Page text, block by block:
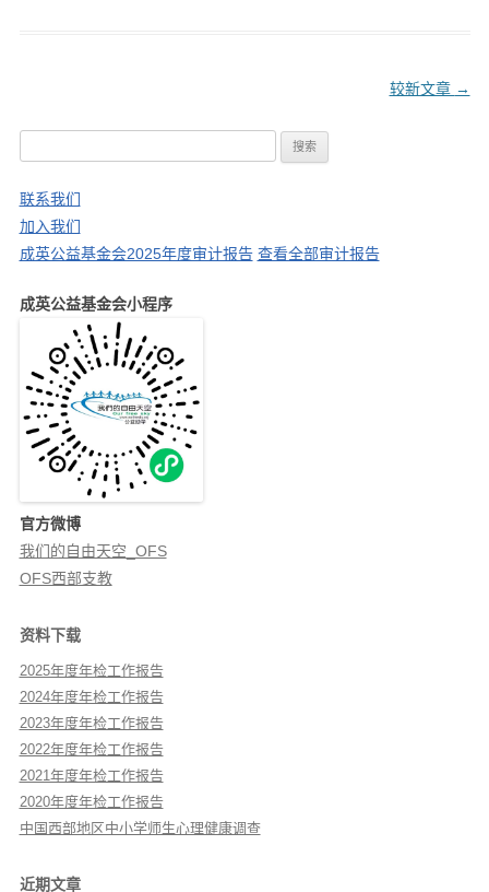
较新文章 →
：
联系我们
加入我们
成英公益基金会2025年度审计报告 查看全部审计报告
成英公益基金会小程序
官方微博
我们的自由天空_OFS
OFS西部支教
资料下载
2025年度年检工作报告
2024年度年检工作报告
2023年度年检工作报告
2022年度年检工作报告
2021年度年检工作报告
2020年度年检工作报告
中国西部地区中小学师生心理健康调查
近期文章